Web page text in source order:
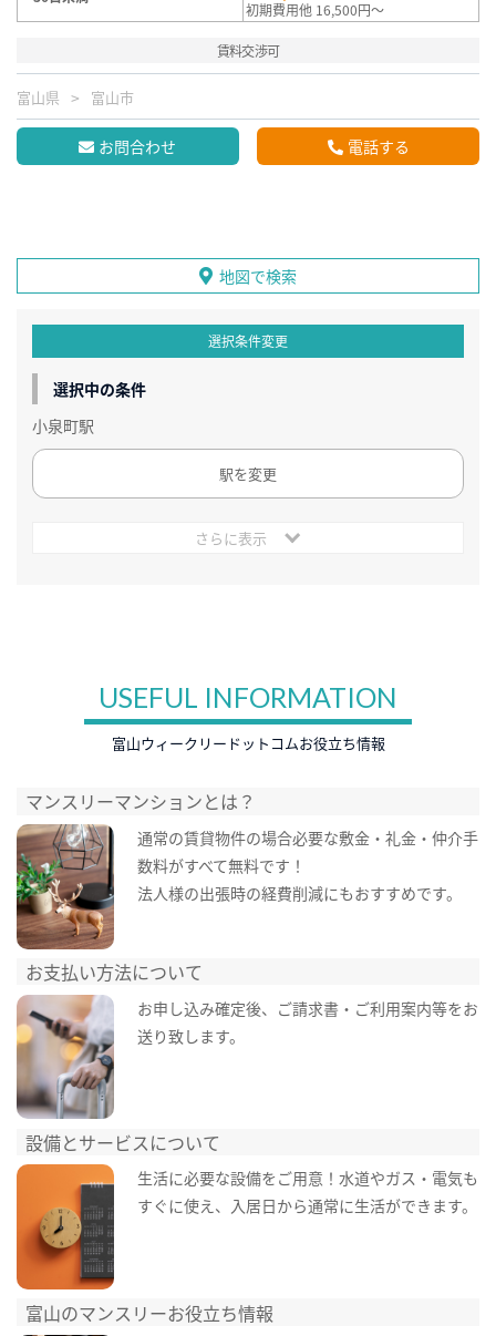
初期費用他 16,500円～
賃料交渉可
富山県 富山市
お問合わせ 電話する
地図で検索
選択条件変更
選択中の条件
小泉町駅
駅を変更
さらに表示
USEFUL INFORMATION
富山ウィークリードットコムお役立ち情報
マンスリーマンションとは？
通常の賃貸物件の場合必要な敷金・礼金・仲介手
数料がすべて無料です！
法人様の出張時の経費削減にもおすすめです。
お支払い方法について
お申し込み確定後、ご請求書・ご利用案内等をお
送り致します。
設備とサービスについて
生活に必要な設備をご用意！水道やガス・電気も
すぐに使え、入居日から通常に生活ができます。
富山のマンスリーお役立ち情報